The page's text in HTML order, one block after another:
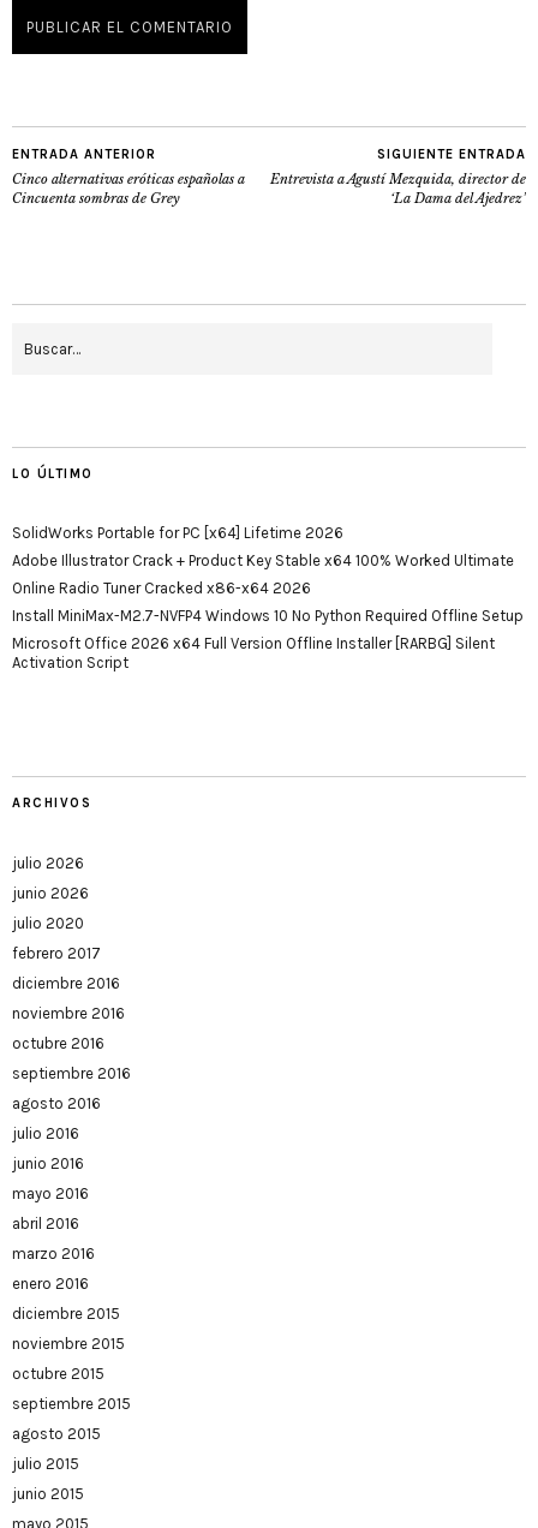
ENTRADA ANTERIOR
Cinco alternativas eróticas españolas a
Cincuenta sombras de Grey
SIGUIENTE ENTRADA
Entrevista a Agustí Mezquida, director de
‘La Dama del Ajedrez’
LO ÚLTIMO
SolidWorks Portable for PC [x64] Lifetime 2026
Adobe Illustrator Crack + Product Key Stable x64 100% Worked Ultimate
Online Radio Tuner Cracked x86-x64 2026
Install MiniMax-M2.7-NVFP4 Windows 10 No Python Required Offline Setup
Microsoft Office 2026 x64 Full Version Offline Installer [RARBG] Silent
Activation Script
ARCHIVOS
julio 2026
junio 2026
julio 2020
febrero 2017
diciembre 2016
noviembre 2016
octubre 2016
septiembre 2016
agosto 2016
julio 2016
junio 2016
mayo 2016
abril 2016
marzo 2016
enero 2016
diciembre 2015
noviembre 2015
octubre 2015
septiembre 2015
agosto 2015
julio 2015
junio 2015
mayo 2015